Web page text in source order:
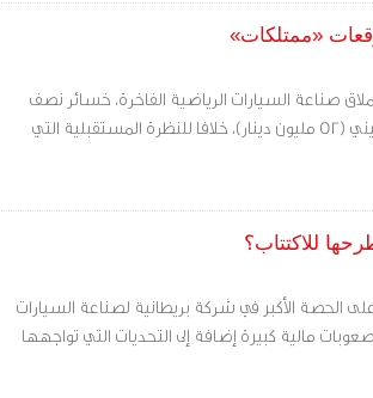
صناعة السيارات الرياضية الفاخرة، خسائر نصف
سنوية تقدر بنحو 120 مليون جنيه استرليني (52 مليون دينار)، خلافا للنظرة المستقبلية التي
للاكتتاب؟
الحصة الأكبر في شركة بريطانية لصناعة السيارات
مالية كبيرة إضافة إلى التحديات التي تواجهها